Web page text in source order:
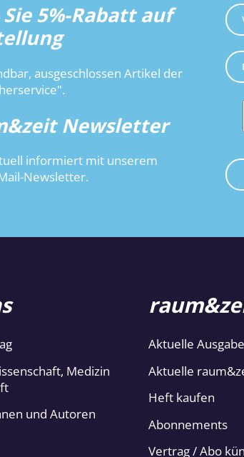
5%-Rabatt auf
ausgeschlossen Artikel der
Newsletter
informiert mit unserem
Newsletter.
Medizin
und Autoren
Aktuelle Ausgabe
Aktuelle
Heft kaufen
Abonnements
Vertrag / Abo